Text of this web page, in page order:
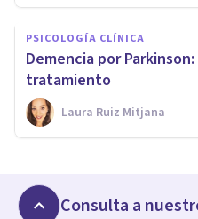
PSICOLOGÍA CLÍNICA
Demencia por
tratamiento
Laura Ruiz Mitjana
Consulta a